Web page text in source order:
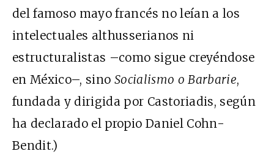
del famoso mayo francés no leían a los
intelectuales althusserianos ni
estructuralistas –como sigue creyéndose
en México–, sino Socialismo o Barbarie,
fundada y dirigida por Castoriadis, según
ha declarado el propio Daniel Cohn-
Bendit.)